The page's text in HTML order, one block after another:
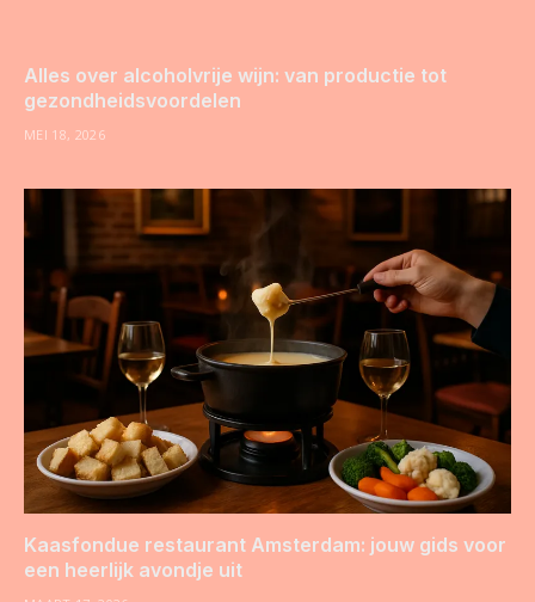
Alles over alcoholvrije wijn: van productie tot
gezondheidsvoordelen
MEI 18, 2026
Kaasfondue restaurant Amsterdam: jouw gids voor
een heerlijk avondje uit